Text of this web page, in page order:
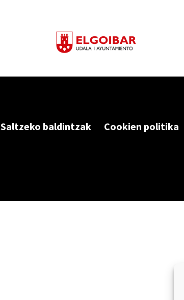
Saltzeko baldintzak Cookien politika